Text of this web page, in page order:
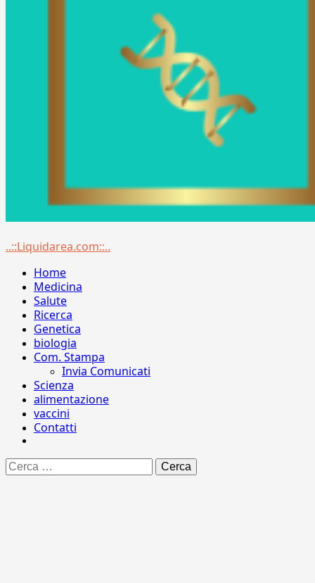
Menu
..::Liquidarea.com::..
Home
Medicina
Salute
Ricerca
Genetica
biologia
Com. Stampa
Invia Comunicati
Scienza
alimentazione
vaccini
Contatti
Ricerca
per: